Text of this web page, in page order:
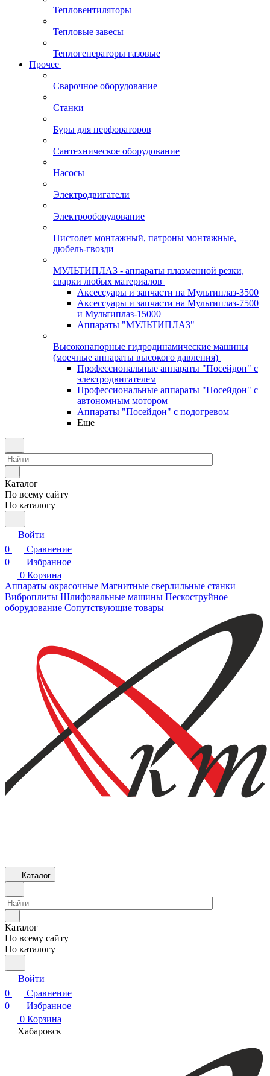
Тепловентиляторы
Тепловые завесы
Теплогенераторы газовые
Прочее
Сварочное оборудование
Станки
Буры для перфораторов
Сантехническое оборудование
Насосы
Электродвигатели
Электрооборудование
Пистолет монтажный, патроны монтажные,
дюбель-гвозди
МУЛЬТИПЛАЗ - аппараты плазменной резки,
сварки любых материалов
Аксессуары и запчасти на Мультиплаз-3500
Аксессуары и запчасти на Мультиплаз-7500
и Мультиплаз-15000
Аппараты "МУЛЬТИПЛАЗ"
Высоконапорные гидродинамические машины
(моечные аппараты высокого давления)
Профессиональные аппараты "Посейдон" с
электродвигателем
Профессиональные аппараты "Посейдон" с
автономным мотором
Аппараты "Посейдон" с подогревом
Еще
Каталог
По всему сайту
По каталогу
Войти
0
Сравнение
0
Избранное
0 Корзина
Аппараты окрасочные Магнитные сверлильные станки
Виброплиты Шлифовальные машины Пескоструйное
оборудование Сопутствующие товары
Каталог
Каталог
По всему сайту
По каталогу
Войти
0
Сравнение
0
Избранное
0 Корзина
Хабаровск